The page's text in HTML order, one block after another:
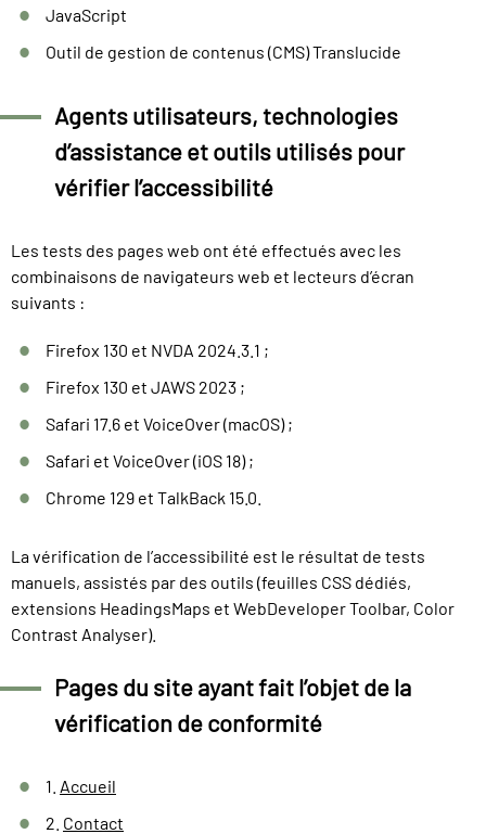
JavaScript
Outil de gestion de contenus (CMS) Translucide
Agents utilisateurs, technologies
d’assistance et outils utilisés pour
vérifier l’accessibilité
Les tests des pages web ont été effectués avec les
combinaisons de navigateurs web et lecteurs d’écran
suivants :
Firefox 130 et NVDA 2024.3.1 ;
Firefox 130 et JAWS 2023 ;
Safari 17.6 et VoiceOver (macOS) ;
Safari et VoiceOver (iOS 18) ;
Chrome 129 et TalkBack 15.0.
La vérification de l’accessibilité est le résultat de tests
manuels, assistés par des outils (feuilles CSS dédiés,
extensions HeadingsMaps et WebDeveloper Toolbar, Color
Contrast Analyser).
Pages du site ayant fait l’objet de la
vérification de conformité
1. Accueil
2. Contact